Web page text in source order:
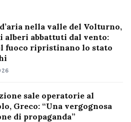
nella valle del Volturno,
alberi abbattuti dal vento:
fuoco ripristinano lo stato
sale operatorie al
Greco: “Una vergognosa
di propaganda”